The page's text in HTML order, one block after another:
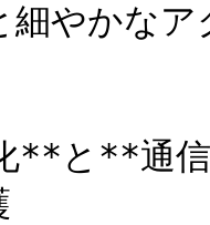
やかなア
**と**通信